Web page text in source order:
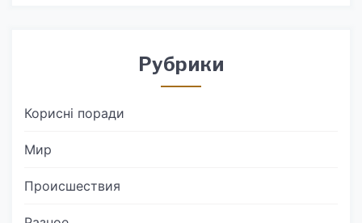
Рубрики
Корисні поради
Мир
Происшествия